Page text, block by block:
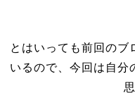
とはいっても前回のブ
いるので、今回は自分